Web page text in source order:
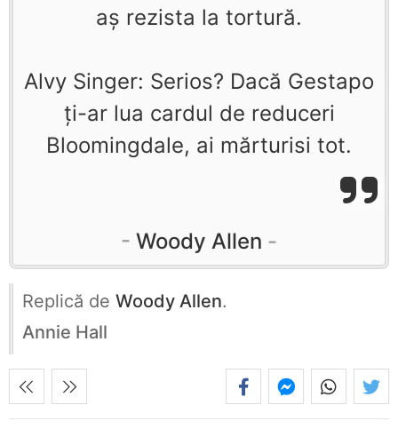
aş rezista la tortură.
Alvy Singer: Serios? Dacă Gestapo
ţi-ar lua cardul de reduceri
Bloomingdale, ai mărturisi tot.
Woody Allen
Replică de Woody Allen.
Annie Hall